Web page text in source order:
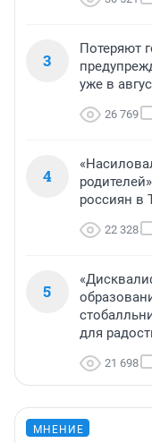
3
Потеряют
уже в
26 769
4
россиян в
22 328
5
для
21 698
МНЕНИЕ